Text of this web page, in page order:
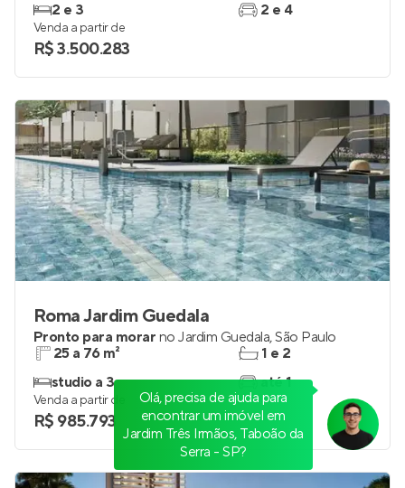
2 e 3
2 e 4
Venda a partir de
R$ 3.500.283
Roma Jardim Guedala
Pronto para morar no Jardim Guedala,São Paulo
25 a 76 m²
studio a 3
1 e 2
até 1
Venda a partir de
R$ 985.793
Olá, precisa de ajuda para
encontrar um imóvel em
Jardim Três Irmãos, Taboão da
Serra - SP?